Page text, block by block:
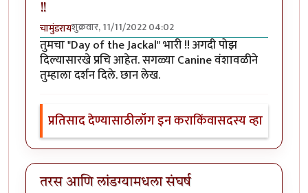
!!
चामुंडरायशुक्रवार, 11/11/2022 04:02
तुमचा "Day of the Jackal" भारी !! अगदी पोझ
दिल्यासारखे प्रचि आहेत. सगळ्या Canine वंशावळीने
तुम्हाला दर्शन दिले. छान लेख.
प्रतिसाद देण्यासाठीलॉग इन कराकिंवासदस्य व्हा
तरस आणि लांडग्यामधला संघर्ष